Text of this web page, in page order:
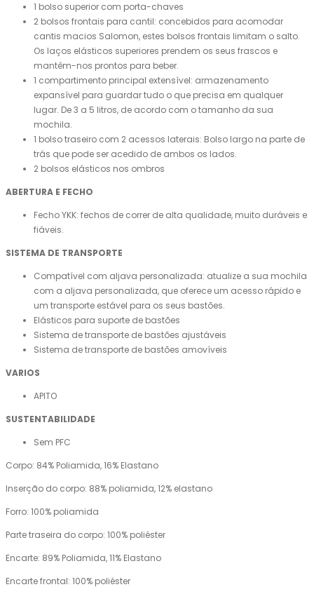
1 bolso superior com porta-chaves
2 bolsos frontais para cantil: concebidos para acomodar
cantis macios Salomon, estes bolsos frontais limitam o salto.
Os laços elásticos superiores prendem os seus frascos e
mantêm-nos prontos para beber.
1 compartimento principal extensível: armazenamento
expansível para guardar tudo o que precisa em qualquer
lugar. De 3 a 5 litros, de acordo com o tamanho da sua
mochila.
1 bolso traseiro com 2 acessos laterais: Bolso largo na parte de
trás que pode ser acedido de ambos os lados.
2 bolsos elásticos nos ombros
ABERTURA E FECHO
Fecho YKK: fechos de correr de alta qualidade, muito duráveis ​​e
fiáveis.
SISTEMA DE TRANSPORTE
Compatível com aljava personalizada: atualize a sua mochila
com a aljava personalizada, que oferece um acesso rápido e
um transporte estável para os seus bastões.
Elásticos para suporte de bastões
Sistema de transporte de bastões ajustáveis
Sistema de transporte de bastões amovíveis
VARIOS
APITO
SUSTENTABILIDADE
Sem PFC
Corpo: 84% Poliamida, 16% Elastano
Inserção do corpo: 88% poliamida, 12% elastano
Forro: 100% poliamida
Parte traseira do corpo: 100% poliéster
Encarte: 89% Poliamida, 11% Elastano
Encarte frontal: 100% poliéster